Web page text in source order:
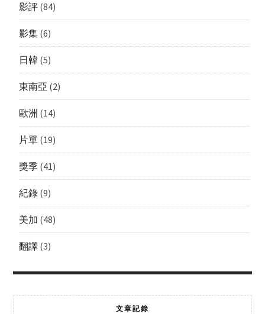
影評(84)
影集(6)
日韓(5)
東南亞 (2)
歐洲 (14)
片單(19)
獎季(41)
紀錄(9)
美加 (48)
翻譯(3)
文章記錄